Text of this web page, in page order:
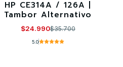
-30%
HP CE314A / 126A |
Tambor Alternativo
$24.990$35.700
5.0